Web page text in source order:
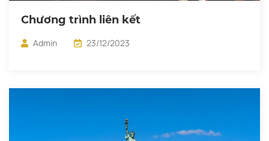
Chương trình liên kết
Admin 23/12/2023